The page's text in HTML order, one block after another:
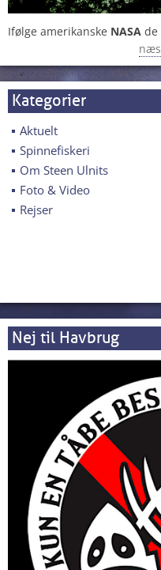
Ifølge amerikanske NASA de
Kategorier
Aktuelt
Spinnefiskeri
Om Steen Ulnits
Foto & Video
Rejser
Nej til Havbrug